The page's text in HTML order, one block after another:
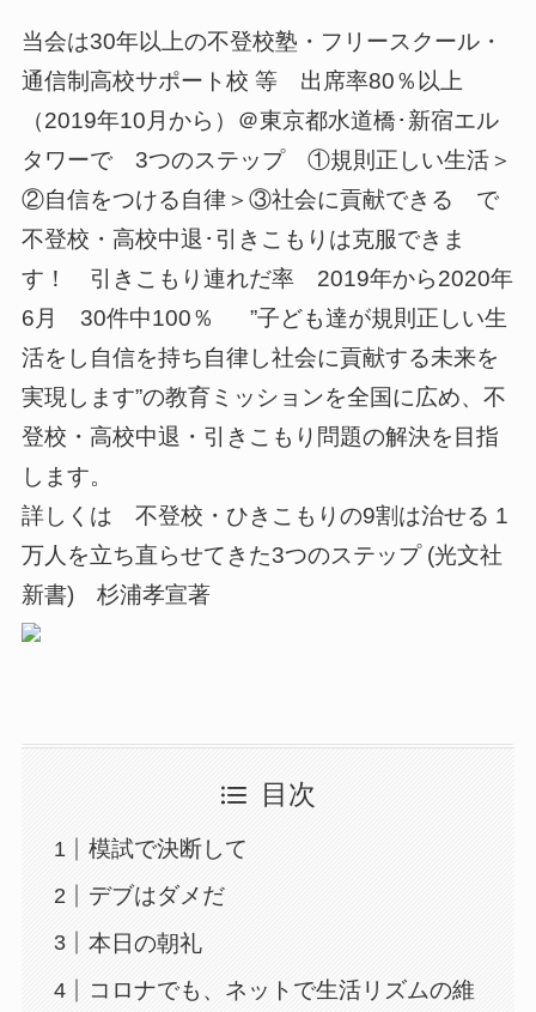
当会は30年以上の不登校塾・フリースクール・
通信制高校サポート校 等 出席率80％以上
（2019年10月から）＠東京都水道橋･新宿エル
タワーで 3つのステップ ①規則正しい生活＞
②自信をつける自律＞③社会に貢献できる で
不登校・高校中退･引きこもりは克服できま
す！ 引きこもり連れだ率 2019年から2020年
6月 30件中100％ ”子ども達が規則正しい生
活をし自信を持ち自律し社会に貢献する未来を
実現します”の教育ミッションを全国に広め、不
登校・高校中退・引きこもり問題の解決を目指
します。
詳しくは 不登校・ひきこもりの9割は治せる 1
万人を立ち直らせてきた3つのステップ (光文社
新書) 杉浦孝宣著
目次
模試で決断して
デブはダメだ
本日の朝礼
コロナでも、ネットで生活リズムの維